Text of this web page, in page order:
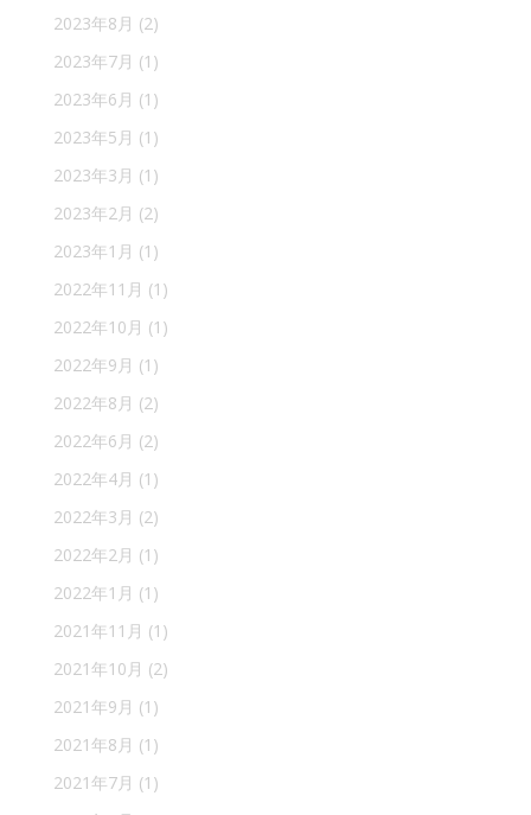
2023年8月 (2)
2023年7月 (1)
2023年6月 (1)
2023年5月 (1)
2023年3月 (1)
2023年2月 (2)
2023年1月 (1)
2022年11月 (1)
2022年10月 (1)
2022年9月 (1)
2022年8月 (2)
2022年6月 (2)
2022年4月 (1)
2022年3月 (2)
2022年2月 (1)
2022年1月 (1)
2021年11月 (1)
2021年10月 (2)
2021年9月 (1)
2021年8月 (1)
2021年7月 (1)